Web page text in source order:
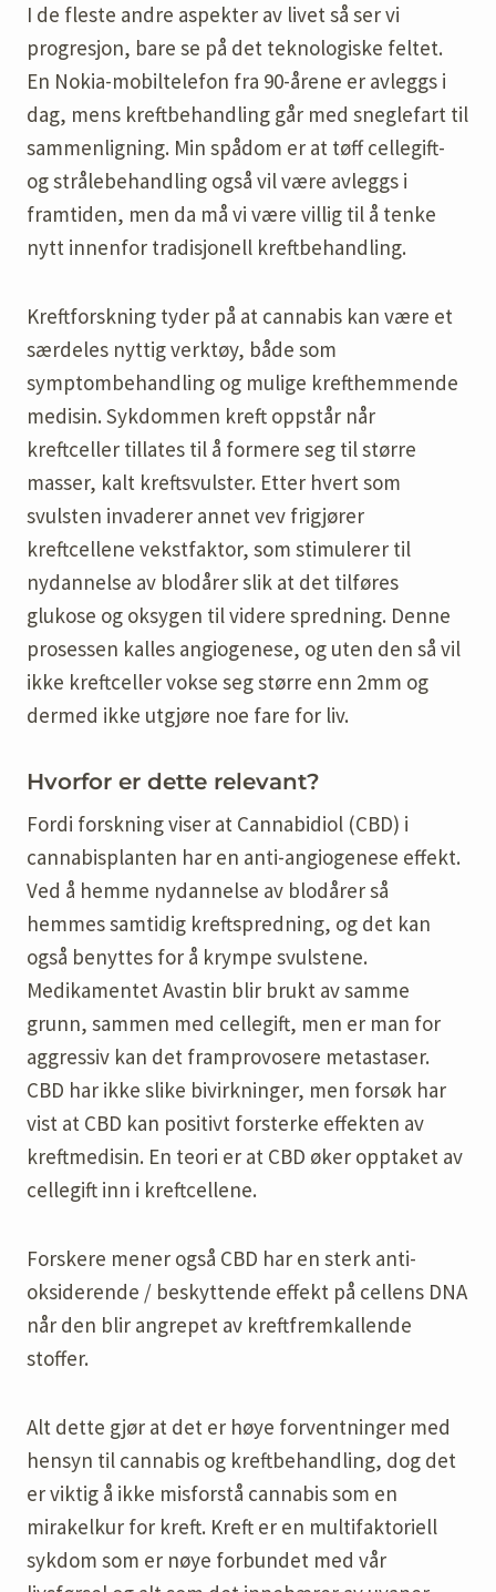
I de fleste andre aspekter av livet så ser vi
progresjon, bare se på det teknologiske feltet.
En Nokia-mobiltelefon fra 90-årene er avleggs i
dag, mens kreftbehandling går med sneglefart til
sammenligning. Min spådom er at tøff cellegift-
og strålebehandling også vil være avleggs i
framtiden, men da må vi være villig til å tenke
nytt innenfor tradisjonell kreftbehandling.
Kreftforskning tyder på at cannabis kan være et
særdeles nyttig verktøy, både som
symptombehandling og mulige krefthemmende
medisin. Sykdommen kreft oppstår når
kreftceller tillates til å formere seg til større
masser, kalt kreftsvulster. Etter hvert som
svulsten invaderer annet vev frigjører
kreftcellene vekstfaktor, som stimulerer til
nydannelse av blodårer slik at det tilføres
glukose og oksygen til videre spredning. Denne
prosessen kalles angiogenese, og uten den så vil
ikke kreftceller vokse seg større enn 2mm og
dermed ikke utgjøre noe fare for liv.
Hvorfor er dette relevant?
Fordi forskning viser at Cannabidiol (CBD) i
cannabisplanten har en anti-angiogenese effekt.
Ved å hemme nydannelse av blodårer så
hemmes samtidig kreftspredning, og det kan
også benyttes for å krympe svulstene.
Medikamentet Avastin blir brukt av samme
grunn, sammen med cellegift, men er man for
aggressiv kan det framprovosere metastaser.
CBD har ikke slike bivirkninger, men forsøk har
vist at CBD kan positivt forsterke effekten av
kreftmedisin. En teori er at CBD øker opptaket av
cellegift inn i kreftcellene.
Forskere mener også CBD har en sterk anti-
oksiderende / beskyttende effekt på cellens DNA
når den blir angrepet av kreftfremkallende
stoffer.
Alt dette gjør at det er høye forventninger med
hensyn til cannabis og kreftbehandling, dog det
er viktig å ikke misforstå cannabis som en
mirakelkur for kreft. Kreft er en multifaktoriell
sykdom som er nøye forbundet med vår